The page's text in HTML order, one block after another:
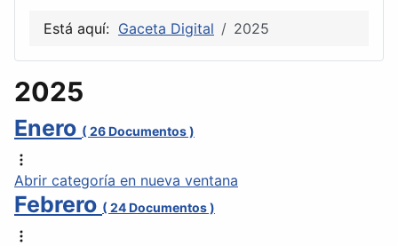
Está aquí: Gaceta Digital 2025
2025
Enero ( 26 Documentos )
Abrir categoría en nueva ventana
Febrero ( 24 Documentos )